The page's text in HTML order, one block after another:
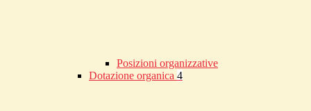
Posizioni organizzative
Dotazione organica 4